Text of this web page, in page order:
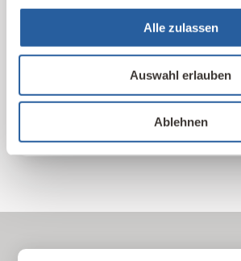
Alle zulassen
Auswahl erlauben
Ablehnen
Hier finden Sie unsere
Baubiologischen Beratungsstellen
Kontakte im In- und Ausland
und Themen sortiert.
IBN Beratungsstellen